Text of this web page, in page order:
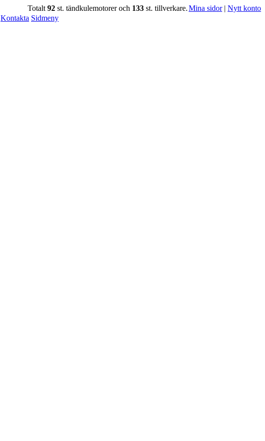
Mina sidor | Nytt konto
Totalt 92 st. tändkulemotorer och 133 st. tillverkare.
Kontakta Sidmeny